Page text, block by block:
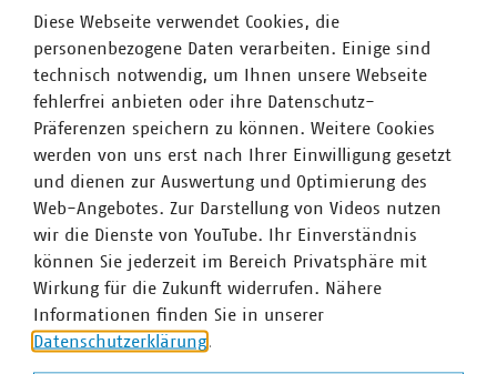
Bayern in einer „ad-hoc Expertisengruppe Wasser“
Beratungen starten. Bei Interesse an einer Mitwirkung
freut sich
Anne-Sophie Dörnbracküber Ihre
Nachricht.
Ansprechpartner
Diese Webseite verwendet Cookies, die
personenbezogene Daten verarbeiten. Einige sind
technisch notwendig, um Ihnen unsere Webseite
fehlerfrei anbieten oder ihre Datenschutz-
Präferenzen speichern zu können. Weitere Cookies
werden von uns erst nach Ihrer Einwilligung gesetzt
und dienen zur Auswertung und Optimierung des
Web-Angebotes. Zur Darstellung von Videos nutzen
wir die Dienste von YouTube. Ihr Einverständnis
können Sie jederzeit im Bereich Privatsphäre mit
Wirkung für die Zukunft widerrufen. Nähere
Informationen finden Sie in unserer
Datenschutzerklärung.